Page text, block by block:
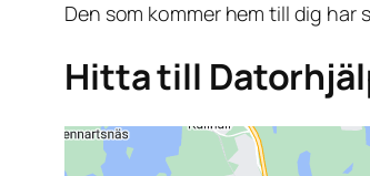
Den som kommer hem till dig
Hitta till